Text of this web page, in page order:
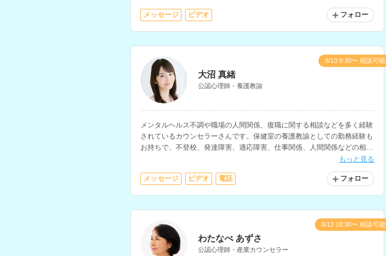
メッセージ ビデオ フォロー
大沼 真緒
公認心理師・養護教諭
メンタルヘルス不調や職場の人間関係、復職に関する相談などを多く経験
されているカウンセラーさんです。保健室の養護教諭としての勤務経験も
お持ちで、不登校、発達障害、適応障害、仕事関係、人間関係などの相談
もっと見る
メッセージ ビデオ 電話 フォロー
8/13 9:30〜 相談可能
わたなべ あずさ
公認心理師・産業カウンセラー
8/13 18:30〜 相談可能